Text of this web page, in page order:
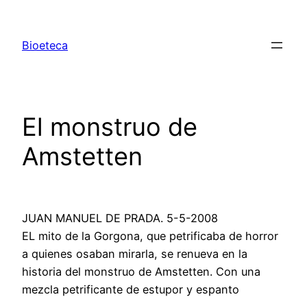
contenido
Bioeteca
El monstruo de
Amstetten
JUAN MANUEL DE PRADA. 5-5-2008
EL mito de la Gorgona, que petrificaba de horror
a quienes osaban mirarla, se renueva en la
historia del monstruo de Amstetten. Con una
mezcla petrificante de estupor y espanto